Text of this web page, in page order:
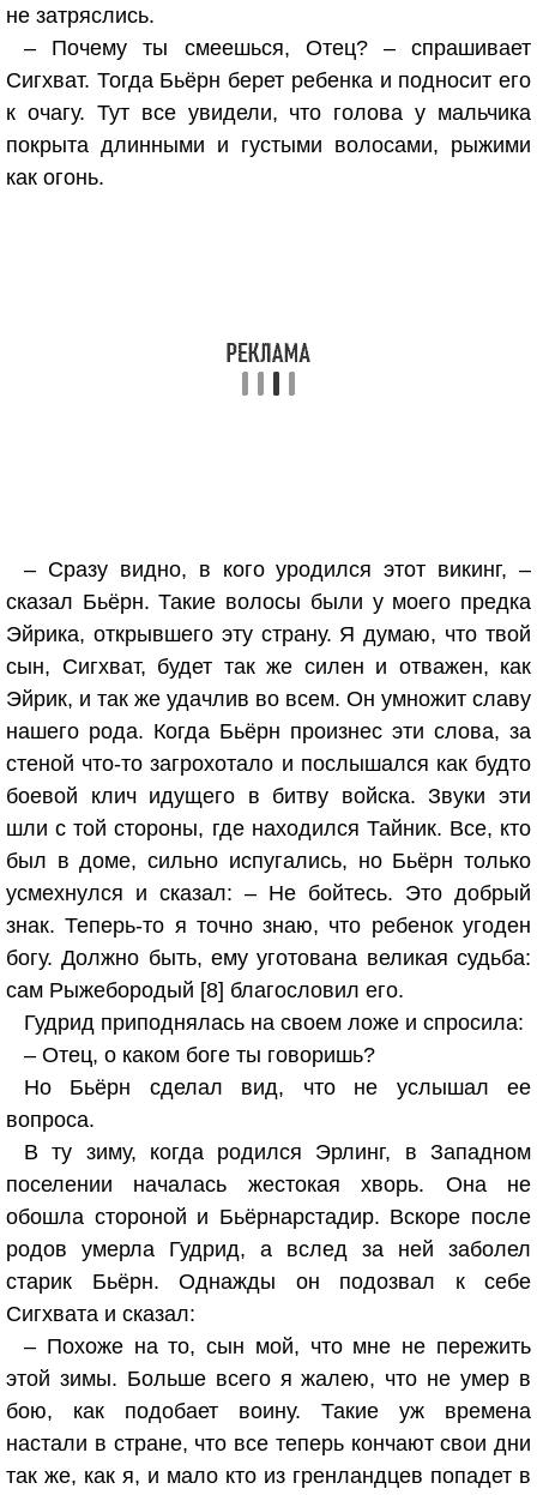
не затряслись.
– Почему ты смеешься, Отец? – спрашивает
Сигхват. Тогда Бьёрн берет ребенка и подносит его
к очагу. Тут все увидели, что голова у мальчика
покрыта длинными и густыми волосами, рыжими
как огонь.
– Сразу видно, в кого уродился этот викинг, –
сказал Бьёрн. Такие волосы были у моего предка
Эйрика, открывшего эту страну. Я думаю, что твой
сын, Сигхват, будет так же силен и отважен, как
Эйрик, и так же удачлив во всем. Он умножит славу
нашего рода. Когда Бьёрн произнес эти слова, за
стеной что‑то загрохотало и послышался как будто
боевой клич идущего в битву войска. Звуки эти
шли с той стороны, где находился Тайник. Все, кто
был в доме, сильно испугались, но Бьёрн только
усмехнулся и сказал: – Не бойтесь. Это добрый
знак. Теперь‑то я точно знаю, что ребенок угоден
богу. Должно быть, ему уготована великая судьба:
сам Рыжебородый [8] благословил его.
Гудрид приподнялась на своем ложе и спросила:
– Отец, о каком боге ты говоришь?
Но Бьёрн сделал вид, что не услышал ее
вопроса.
В ту зиму, когда родился Эрлинг, в Западном
поселении началась жестокая хворь. Она не
обошла стороной и Бьёрнарстадир. Вскоре после
родов умерла Гудрид, а вслед за ней заболел
старик Бьёрн. Однажды он подозвал к себе
Сигхвата и сказал:
– Похоже на то, сын мой, что мне не пережить
этой зимы. Больше всего я жалею, что не умер в
бою, как подобает воину. Такие уж времена
настали в стране, что все теперь кончают свои дни
так же, как я, и мало кто из гренландцев попадет в